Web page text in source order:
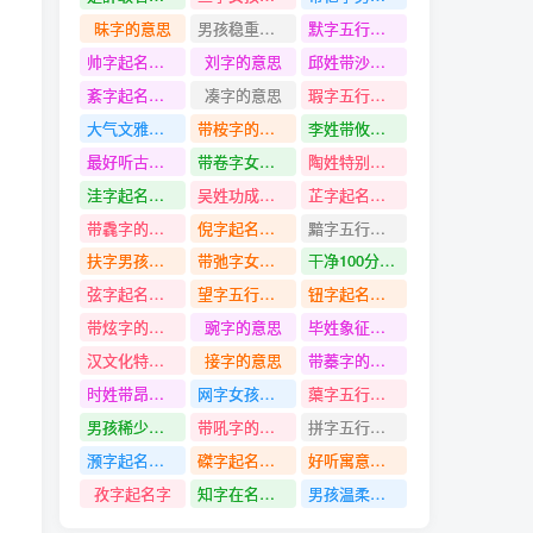
昧字的意思
男孩稳重谦和大气的名字
默字五行是什么
帅字起名寓意
刘字的意思
邱姓带沙字名字
紊字起名寓意
凑字的意思
瑕字五行是什么
大气文雅有气质的女孩名字
带桉字的名字
李姓带攸字名字
最好听古风的女孩名字
带卷字女孩名字
陶姓特别独特的名字
洼字起名寓意
吴姓功成名就的名字
芷字起名寓意
带毳字的名字
倪字起名寓意
黯字五行是什么
扶字男孩名字大全
带弛字女孩名字
干净100分的男孩名字
弦字起名寓意
望字五行是什么
钮字起名寓意
带炫字的名字
豌字的意思
毕姓象征大富大贵的名字
汉文化特色的男孩名字
接字的意思
带蓁字的名字
时姓带昂字名字
网字女孩名字大全
蕖字五行是什么
男孩稀少大气的名字
带吼字的名字
拼字五行是什么
滪字起名寓意
磔字起名寓意
好听寓意快乐的男孩名字
孜字起名字
知字在名字中寓意 男孩温柔含蓄单字名的名字